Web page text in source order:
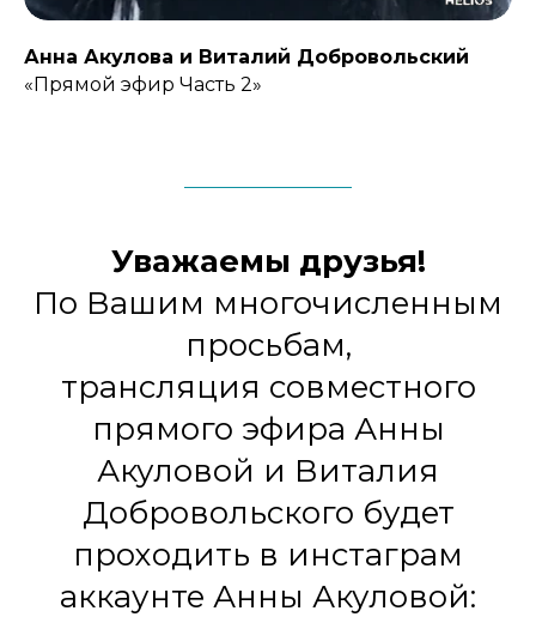
Анна Акулова и Виталий Добровольский
«Прямой эфир Часть 2»
Уважаемы друзья!
По Вашим многочисленным
просьбам,
трансляция совместного
прямого эфира Анны
Акуловой и Виталия
Добровольского будет
проходить в инстаграм
аккаунте Анны Акуловой: